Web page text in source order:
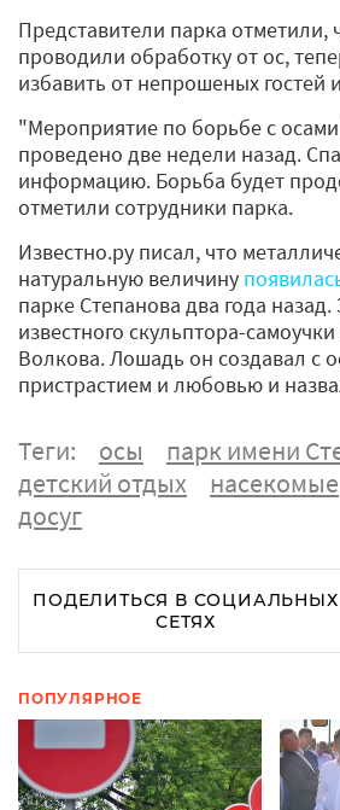
Представители парка отметили,
проводили обработку от ос,
избавить от непрошеных гостей
"Мероприятие по борьбе с
проведено две недели назад.
информацию. Борьба будет
отметили сотрудники парка.
Известно.ру писал, что
натуральную величину
парке Степанова два года
известного скульптора-
Волкова. Лошадь он создавал с
пристрастием и любовью и
Теги: осы
парк имени
детский отдых
насекомые
досуг
ПОДЕЛИТЬСЯ В СОЦИАЛЬНЫХ
СЕТЯХ
ПОПУЛЯРНОЕ